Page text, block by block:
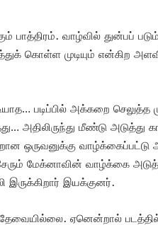
பாத்திரம். வாழ்வில் துன்பப்
கொள்ள முடியும் என்கிற
படிப்பில் அக்கறை செலுத்த
அதிலிருந்து மீண்டு அடுத்து
ஒருவனுக்கு வாழ்க்கைப்பட்டு
மேக்னாவின் வாழ்க்கை
இருக்கிறார் இயக்குனர்.
ஏனென்றால்